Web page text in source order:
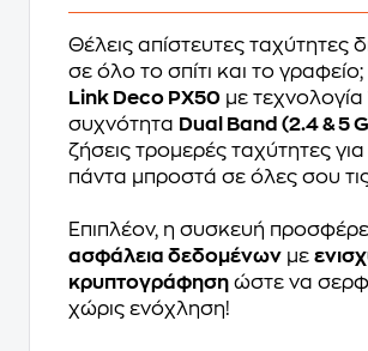
Θέλεις απίστευτες ταχύτητες
σε όλο το σπίτι και το
Link Deco PX50 με τεχνολογία
συχνότητα Dual Band (2.4 & 5
ζήσεις τρομερές ταχύτητες για
πάντα μπροστά σε όλες σου
Επιπλέον, η συσκευή
ασφάλεια δεδομένων με
κρυπτογράφηση ώστε να
χώρις ενόχληση!